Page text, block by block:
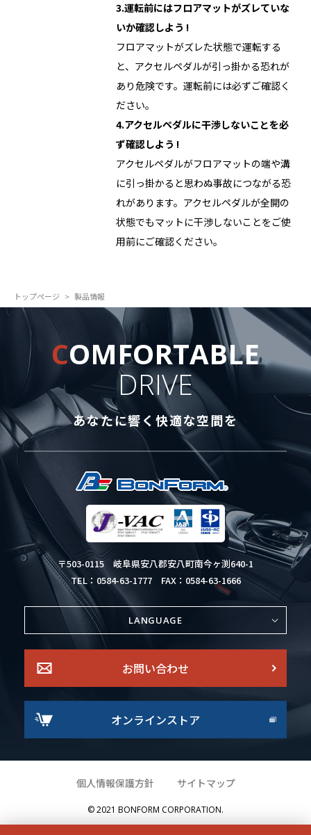
3.運転前にはフロアマットがズレていな
いか確認しよう !
フロアマットがズレた状態で運転する
と、アクセルペダルが引っ掛かる恐れが
あり危険です。運転前には必ずご確認く
ださい。
4.アクセルペダルに干渉しないことを必
ず確認しよう !
アクセルペダルがフロアマットの端や溝
に引っ掛かると思わぬ事故につながる恐
れがあります。アクセルペダルが全開の
状態でもマットに干渉しないことをご使
用前にご確認ください。
トップページ 製品情報
COMFORTABLE
DRIVE
あなたに響く快適な空間を
〒503-0115 岐阜県安八郡安八町南今ヶ渕640-1
TEL：0584-63-1777 FAX：0584-63-1666
LANGUAGE
お問い合わせ
オンラインストア
個人情報保護方針 サイトマップ
© 2021 BONFORM CORPORATION.